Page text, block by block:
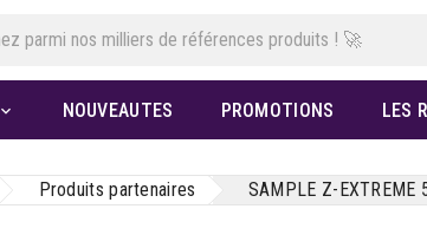
 NOUVEAUTES PROMOTIONS LES
Produits partenaires SAMPLE Z-EXTREME